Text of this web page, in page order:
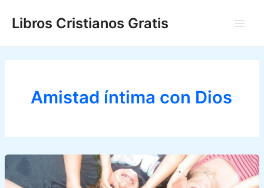
Libros Cristianos Gratis
Amistad íntima con Dios